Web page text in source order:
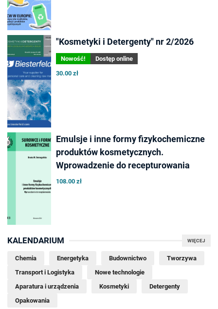
"Kosmetyki i Detergenty" nr 2/2026
Nowość!
Dostęp online
30.00 zł
Emulsje i inne formy fizykochemiczne
produktów kosmetycznych.
Wprowadzenie do recepturowania
108.00 zł
WIĘCEJ
KALENDARIUM
Chemia Energetyka Budownictwo
Tworzywa
Transport i Logistyka
Nowe technologie
Aparatura i urządzenia
Kosmetyki
Detergenty
Opakowania